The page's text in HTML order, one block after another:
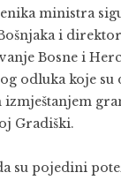
ministra
i
Bosne i
odluka koje su
Gradiški.
su pojedini